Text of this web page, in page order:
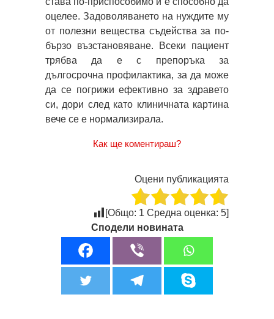
оцелее. Задоволяването на нуждите му
от полезни вещества съдейства за по-
бързо възстановяване. Всеки пациент
трябва да е с препоръка за
дългосрочна профилактика, за да може
да се погрижи ефективно за здравето
си, дори след като клиничната картина
вече се е нормализирала.
Как ще коментираш?
Оцени публикацията
[Общо: 1 Средна оценка: 5]
Сподели новината